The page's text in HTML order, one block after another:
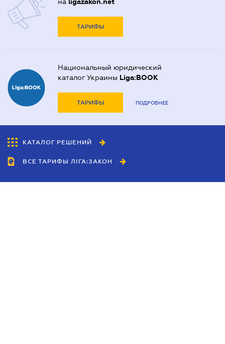
ТАРИФЫ
Национальный юридический
каталог Украины Liga:BOOK
ТАРИФЫ ПОДРОБНЕЕ
КАТАЛОГ РЕШЕНИЙ
ВСЕ ТАРИФЫ ЛІГА:ЗАКОН